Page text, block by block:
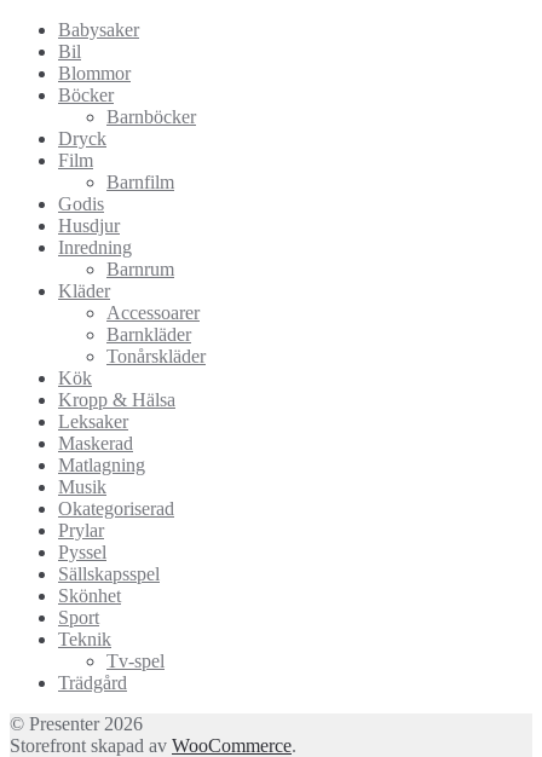
Babysaker
Bil
Blommor
Böcker
Barnböcker
Dryck
Film
Barnfilm
Godis
Husdjur
Inredning
Barnrum
Kläder
Accessoarer
Barnkläder
Tonårskläder
Kök
Kropp & Hälsa
Leksaker
Maskerad
Matlagning
Musik
Okategoriserad
Prylar
Pyssel
Sällskapsspel
Skönhet
Sport
Teknik
Tv-spel
Trädgård
© Presenter 2026
Storefront skapad av WooCommerce.